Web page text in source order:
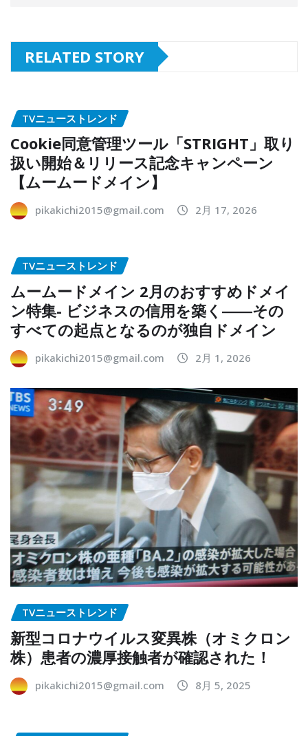
RELATED STORY
TVニューストレンド
Cookie同意管理ツール「STRIGHT」取り
扱い開始＆リリース記念キャンペーン
【ムームードメイン】
pikakichi2015@gmail.com 2月 17, 2026
TVニューストレンド
ムームードメイン 2月のおすすめドメイ
ン特集- ビジネスの信用を築く――その
すべての起点となるのが独自ドメイン
pikakichi2015@gmail.com 2月 1, 2026
TVニューストレンド
新型コロナウイルス変異株（オミクロン
株）患者の濃厚接触者が確認された！
pikakichi2015@gmail.com 8月 5, 2025